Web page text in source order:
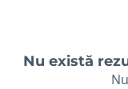
Nu există